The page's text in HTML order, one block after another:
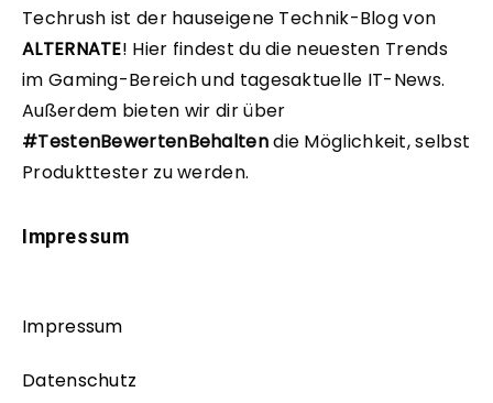
Techrush ist der hauseigene Technik-Blog von
ALTERNATE! Hier findest du die neuesten Trends
im Gaming-Bereich und tagesaktuelle IT-News.
Außerdem bieten wir dir über
#TestenBewertenBehaltendie Möglichkeit, selbst
Produkttester zu werden.
Impressum
Impressum
Datenschutz